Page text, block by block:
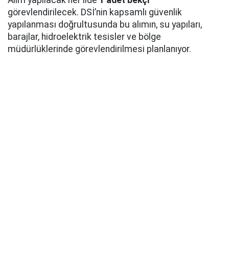
görevlendirilecek. DSİ’nin kapsamlı güvenlik
yapılanması doğrultusunda bu alımın, su yapıları,
barajlar, hidroelektrik tesisler ve bölge
müdürlüklerinde görevlendirilmesi planlanıyor.